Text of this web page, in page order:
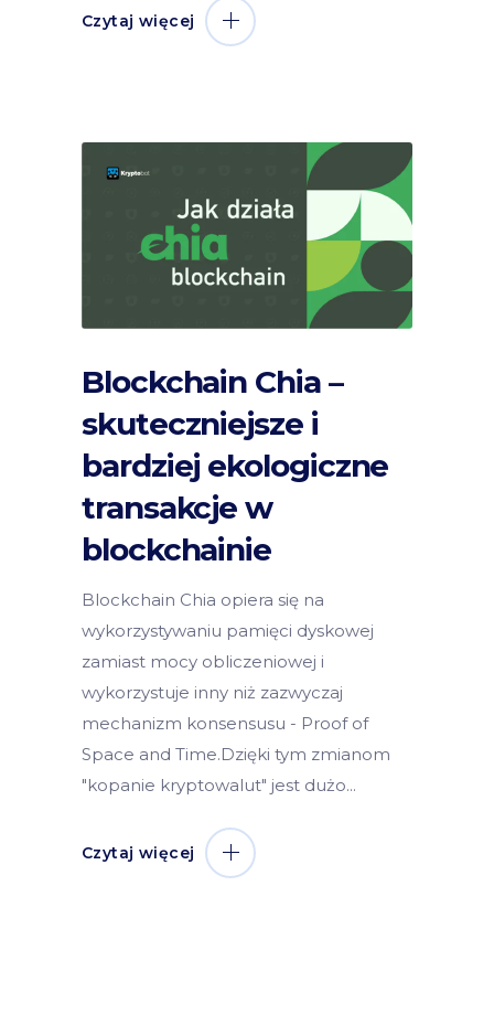
Czytaj więcej
Blockchain Chia –
skuteczniejsze i
bardziej ekologiczne
transakcje w
blockchainie
Blockchain Chia opiera się na
wykorzystywaniu pamięci dyskowej
zamiast mocy obliczeniowej i
wykorzystuje inny niż zazwyczaj
mechanizm konsensusu - Proof of
Space and Time.Dzięki tym zmianom
"kopanie kryptowalut" jest dużo
Czytaj więcej